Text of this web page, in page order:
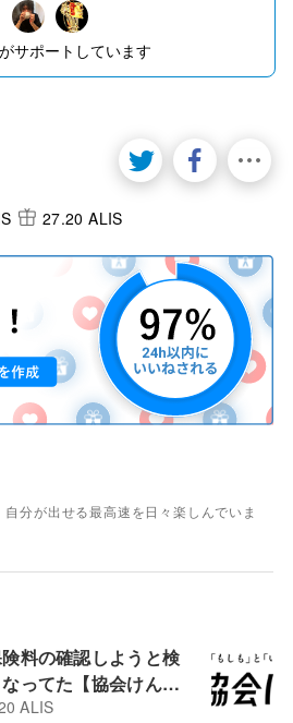
サポートしています
27.20 ALIS
分が出せる最高速を日々楽しんでいま
料の確認しようと検
ってた【協会けん
ALIS